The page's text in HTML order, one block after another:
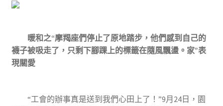
暖和之“摩羯座們停止了原地踏步，他們感到自己的
襪子被吸走了，只剩下腳踝上的標籤在隨風飄盪。家”表
現關愛
“工會的辦事真是送到我們心田上了！”9月24日，園